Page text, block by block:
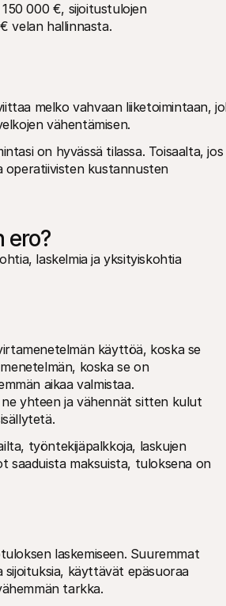
000 €, sijoitustulojen
velan hallinnasta.
melko vahvaan liiketoimintaan,
vähentämisen.
on hyvässä tilassa. Toisaalta, jos
operatiivisten kustannusten
ero?
laskelmia ja yksityiskohtia
käyttöä, koska se
koska se on
aikaa valmistaa.
yhteen ja vähennät sitten kulut
työntekijäpalkkoja, laskujen
saaduista maksuista, tuloksena on
laskemiseen. Suuremmat
sijoituksia, käyttävät epäsuoraa
tarkka.